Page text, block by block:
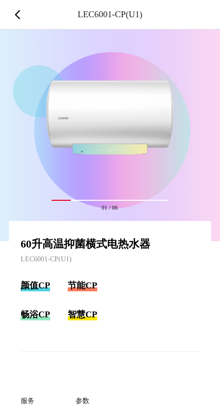
01/06
60升高温抑菌横式电热水器
LEC6001-CP(U1)
颜值CP 节能CP
畅浴CP 智慧CP
服务 参数
LEC6001-CP(U1)